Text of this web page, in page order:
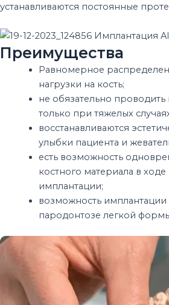
устанавливаются постоянные
Преимущества
Равномерное
нагрузки на кость;
не обязательно проводить
только при тяжелых
восстанавливаются
улыбки пациента и
есть возможность
костного материала в
имплантации;
возможность
пародонтозе легкой